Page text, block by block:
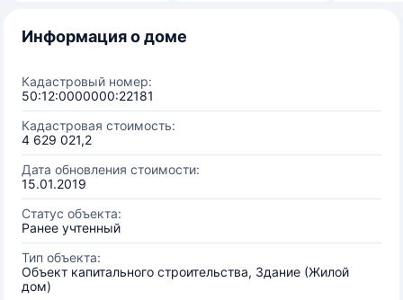
Информация о доме
Кадастровый номер:
50:12:0000000:22181
Кадастровая стоимость:
4 629 021,2
Дата обновления стоимости:
15.01.2019
Статус объекта:
Ранее учтенный
Тип объекта:
Объект капитального строительства, Здание (Жилой
дом)